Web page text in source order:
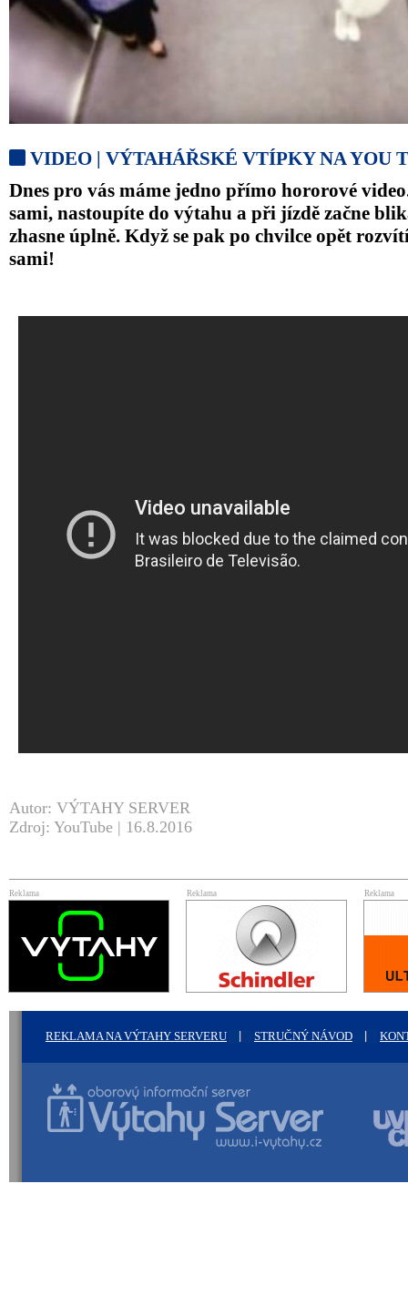
VIDEO | VÝTAHÁŘSKÉ VTÍPKY NA YOU
Dnes pro vás máme jedno přímo hororové
sami, nastoupíte do výtahu a při jízdě začne
zhasne úplně. Když se pak po chvilce opět
sami!
Autor: VÝTAHY SERVER
Zdroj: YouTube | 16.8.2016
Reklama Reklama Reklama
REKLAMA NA VÝTAHY SERVERU STRUČNÝ NÁVOD